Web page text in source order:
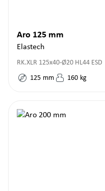
Aro 125 mm
Elastech
RK.XLR 125x40-Ø20 HL44 ESD
125 mm 160 kg